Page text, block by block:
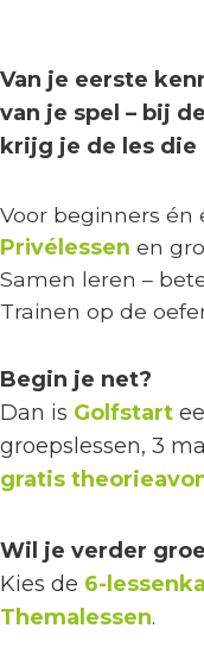
Van je eerste
van je spel – bij
krijg je de les die
Voor beginners én
Privélessen en
Samen leren –
Trainen op de
Begin je net?
Dan is Golfstart
groepslessen, 3
gratis
Wil je verder
Kies de 6-
Themalessen.